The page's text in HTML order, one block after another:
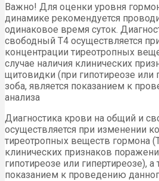
Важно! Для оценки уровня
динамике рекомендуется
одинаковое время суток.
свободный Т4 осуществляется
концентрации тиреотропных
случае наличия клинических
щитовидки (при гипотиреозе или
зоба, является показанием к
анализа
Диагностика крови на общий и
осуществляется при изменении
тиреотропных веществ гормона
клинических признаков
гипотиреозе или гипертиреозе), а
показанием к проведению